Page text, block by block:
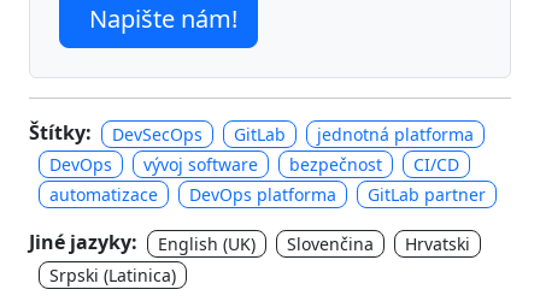
Napište nám!
Štítky: DevSecOps GitLab
jednotná platforma
DevOps
vývoj software bezpečnost
CI/CD
automatizace
DevOps platforma GitLab partner
Jiné jazyky: English (UK) Slovenčina
Hrvatski
Srpski (Latinica)